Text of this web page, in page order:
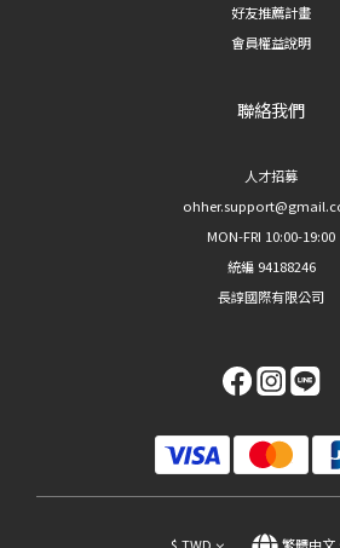
好友推薦計畫
會員權益說明
聯絡我們
人才招募
MON-FRI 10:00-19:00
統編 94188246
長諄國際有限公司